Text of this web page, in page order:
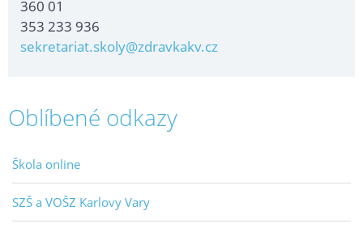
360 01
353 233 936
sekretariat.skoly@zdravkakv.cz
Oblíbené odkazy
Škola online
SZŠ a VOŠZ Karlovy Vary